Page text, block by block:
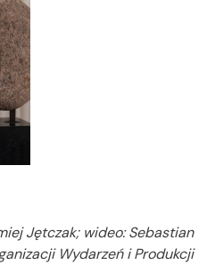
Jętczak; wideo: Sebastian
Wydarzeń i Produkcji